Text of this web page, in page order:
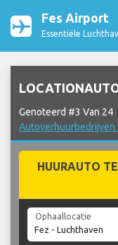
Fes Airport
Essentiële
Genoteerd #3 Van 24
Autoverhuurbedrijven
HUURAUTO
Ophaallocatie